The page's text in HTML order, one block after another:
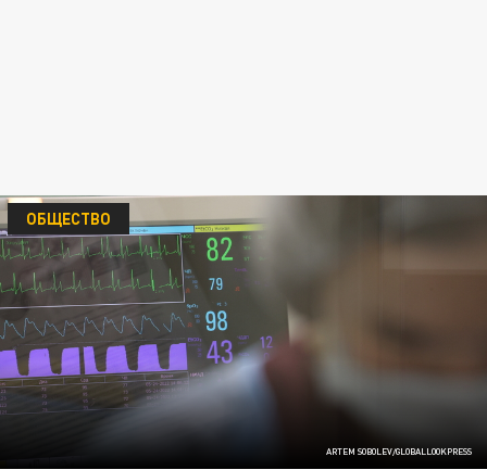
ARTEM SOBOLEV/GLOBALLOOKPRESS
ОБЩЕСТВО